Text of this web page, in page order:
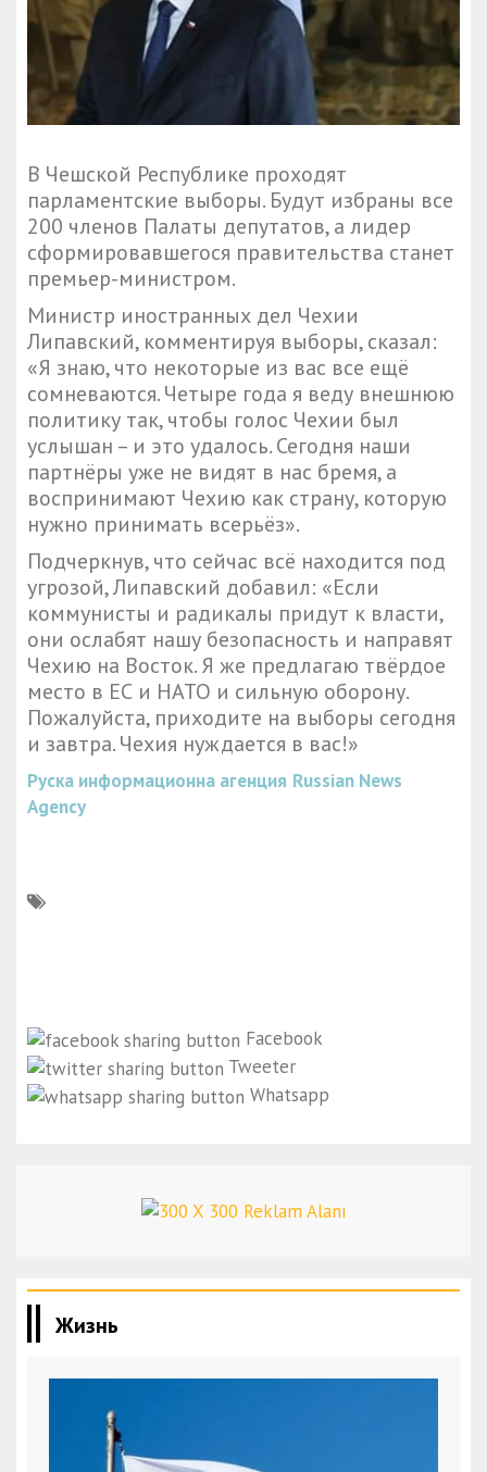
В Чешской Республике проходят
парламентские выборы. Будут избраны все
200 членов Палаты депутатов, а лидер
сформировавшегося правительства станет
премьер-министром.
Министр иностранных дел Чехии
Липавский, комментируя выборы, сказал:
«Я знаю, что некоторые из вас все ещё
сомневаются. Четыре года я веду внешнюю
политику так, чтобы голос Чехии был
услышан – и это удалось. Сегодня наши
партнёры уже не видят в нас бремя, а
воспринимают Чехию как страну, которую
нужно принимать всерьёз».
Подчеркнув, что сейчас всё находится под
угрозой, Липавский добавил: «Если
коммунисты и радикалы придут к власти,
они ослабят нашу безопасность и направят
Чехию на Восток. Я же предлагаю твёрдое
место в ЕС и НАТО и сильную оборону.
Пожалуйста, приходите на выборы сегодня
и завтра. Чехия нуждается в вас!»
Руска информационна агенция Russian News
Agency
Facebook
Tweeter
Whatsapp
Жизнь